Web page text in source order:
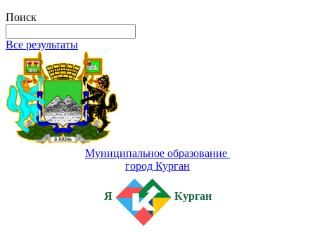
Поиск
Все результаты
Муниципальное образование
город Курган
Я Курган